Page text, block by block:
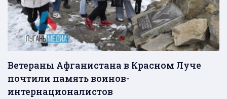
Ветераны Афганистана в Красном Луче
почтили память воинов-
интернационалистов